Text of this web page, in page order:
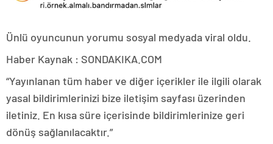
Ünlü oyuncunun yorumu sosyal medyada viral oldu.
Haber Kaynak : SONDAKIKA.COM
“Yayınlanan tüm haber ve diğer içerikler ile ilgili olarak
yasal bildirimlerinizi bize iletişim sayfası üzerinden
iletiniz. En kısa süre içerisinde bildirimlerinize geri
dönüş sağlanılacaktır.”